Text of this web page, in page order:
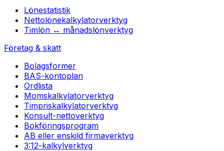
Lönestatistik
Nettolönekalkylatorverktyg
Timlön ↔ månadslönverktyg
Företag & skatt
Bolagsformer
BAS-kontoplan
Ordlista
Momskalkylatorverktyg
Timpriskalkylatorverktyg
Konsult-nettoverktyg
Bokföringsprogram
AB eller enskild firmaverktyg
3:12-kalkylverktyg